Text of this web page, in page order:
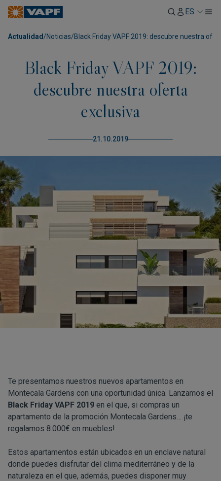
ES
Actualidad /Noticias/Black Friday VAPF 2019: descubre nuestra
Black Friday VAPF 2019:
descubre nuestra oferta
exclusiva
21.10.2019
Te presentamos nuestros nuevos apartamentos en
Montecala Gardens con una oportunidad única. Lanzamos el
Black Friday VAPF 2019 en el que, si compras un
apartamento de la promoción Montecala Gardens… ¡te
regalamos 8.000€ en muebles!
Estos apartamentos están ubicados en un enclave natural
donde puedes disfrutar del clima mediterráneo y de la
naturaleza en el que, además, puedes disponer muy